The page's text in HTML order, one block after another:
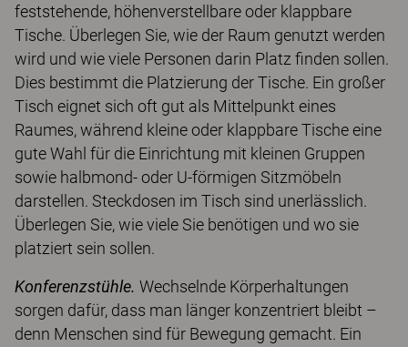
feststehende, höhenverstellbare oder klappbare
Tische. Überlegen Sie, wie der Raum genutzt werden
wird und wie viele Personen darin Platz finden sollen.
Dies bestimmt die Platzierung der Tische. Ein großer
Tisch eignet sich oft gut als Mittelpunkt eines
Raumes, während kleine oder klappbare Tische eine
gute Wahl für die Einrichtung mit kleinen Gruppen
sowie halbmond- oder U-förmigen Sitzmöbeln
darstellen. Steckdosen im Tisch sind unerlässlich.
Überlegen Sie, wie viele Sie benötigen und wo sie
platziert sein sollen.
Konferenzstühle. Wechselnde Körperhaltungen
sorgen dafür, dass man länger konzentriert bleibt –
denn Menschen sind für Bewegung gemacht. Ein